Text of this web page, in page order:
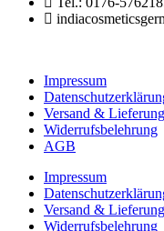
Impressum
Versand & Lieferung
Widerrufsbelehrung
AGB
Impressum
Versand & Lieferung
Widerrufsbelehrung